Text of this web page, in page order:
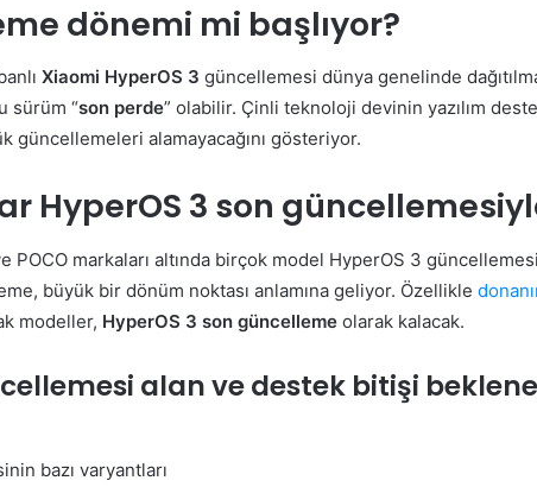
dönemi mi başlıyor?
Xiaomi HyperOS 3 güncellemesi dünya genelinde
sürüm “son perde” olabilir. Çinli teknoloji devinin yazılım
güncellemeleri alamayacağını gösteriyor.
HyperOS 3 son
POCO markaları altında birçok model HyperOS 3
büyük bir dönüm noktası anlamına geliyor. Özellikle
modeller, HyperOS 3 son güncelleme olarak kalacak.
alan ve destek bitişi
bazı varyantları